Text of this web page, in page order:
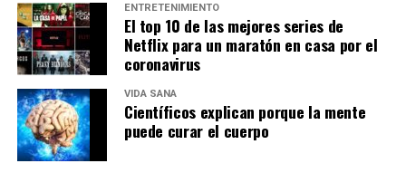
ENTRETENIMIENTO
El top 10 de las mejores series de
Netflix para un maratón en casa por el
coronavirus
VIDA SANA
Científicos explican porque la mente
puede curar el cuerpo